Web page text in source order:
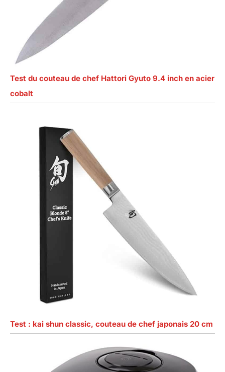
Test du couteau de chef Hattori Gyuto 9.4 inch en acier
cobalt
Test : kai shun classic, couteau de chef japonais 20 cm